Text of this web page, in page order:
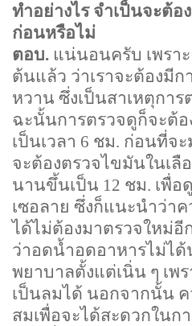
ทำอย่างไร จำเป็นจะต้
ก่อนหรือไม่
ตอบ. แน่นอนครับ เพรา
ต้นแล้ว ว่าเราจะต้องมีก
หวาน ซึ่งเป็นสาเหตุกา
ฉะนั้นการตรวจดูก็จะต้
เป็นเวลา 6 ชม. ก่อนที่จะ
จะต้องตรวจไขมันในเลื
นานขึ้นเป็น 12 ชม. เพื่อ
เซอลาย ซึ่งก็แนะนำว่า
ได้ไม่ต้องมาตรวจใหม่
ว่าอดน้ำอดอาหารไม่ได้
พยาบาลตั้งแต่เนิ่น ๆ เพ
เป็นลมได้ นอกจากนั้น ค
สมเพื่อจะได้สะดวกในก